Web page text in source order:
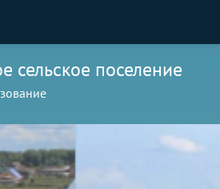
сельское поселение